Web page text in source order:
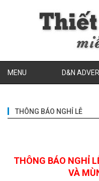
MENU D&N
THÔNG BÁO NGHỈ LỄ
THÔNG BÁO NGHỈ
VÀ